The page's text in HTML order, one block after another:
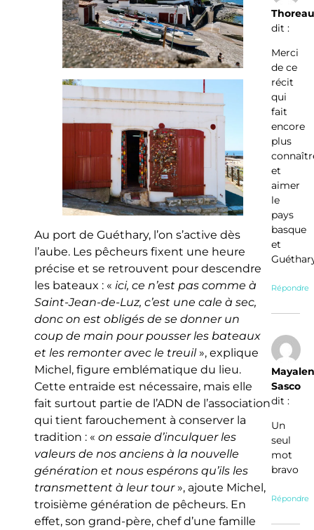
Au port de Guéthary, l’on s’active dès
l’aube. Les pêcheurs fixent une heure
précise et se retrouvent pour descendre
les bateaux : « ici, ce n’est pas comme à
Saint-Jean-de-Luz, c’est une cale à sec,
donc on est obligés de se donner un
coup de main pour pousser les bateaux
et les remonter avec le treuil», explique
Michel, figure emblématique du lieu.
Cette entraide est nécessaire, mais elle
fait surtout partie de l’ADN de l’association
qui tient farouchement à conserver la
tradition : «on essaie d’inculquer les
valeurs de nos anciens à la nouvelle
génération et nous espérons qu’ils les
transmettent à leur tour», ajoute Michel,
troisième génération de pêcheurs. En
effet, son grand-père, chef d’une famille
Thoreau
dit :
Merci
de ce
récit
qui
fait
encore
plus
et
aimer
le
pays
basque
et
Répondre
Mayalen
Sasco
dit :
Un
seul
mot
bravo
Répondre